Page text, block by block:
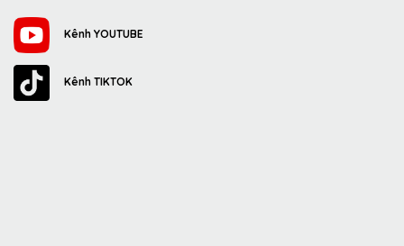
Kênh YOUTUBE
Kênh TIKTOK